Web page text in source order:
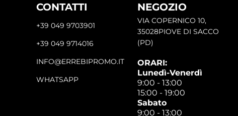
CONTATTI
+39 049 9703901
+39 049 9714016
INFO@ERREBIPROMO.IT
WHATSAPP
NEGOZIO
VIA COPERNICO 10,
35028PIOVE DI SACCO
(PD)
ORARI:
Lunedì-Venerdì
9:00 - 13:00
15:00 - 19:00
Sabato
9:00 - 13:00